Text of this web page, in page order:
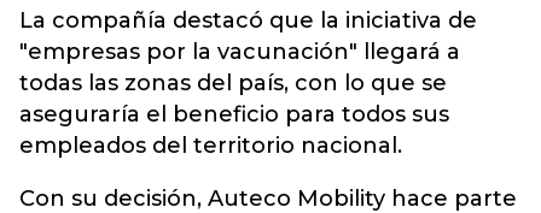
La compañía destacó que la iniciativa de
"empresas por la vacunación" llegará a
todas las zonas del país, con lo que se
aseguraría el beneficio para todos sus
empleados del territorio nacional.
Con su decisión, Auteco Mobility hace parte